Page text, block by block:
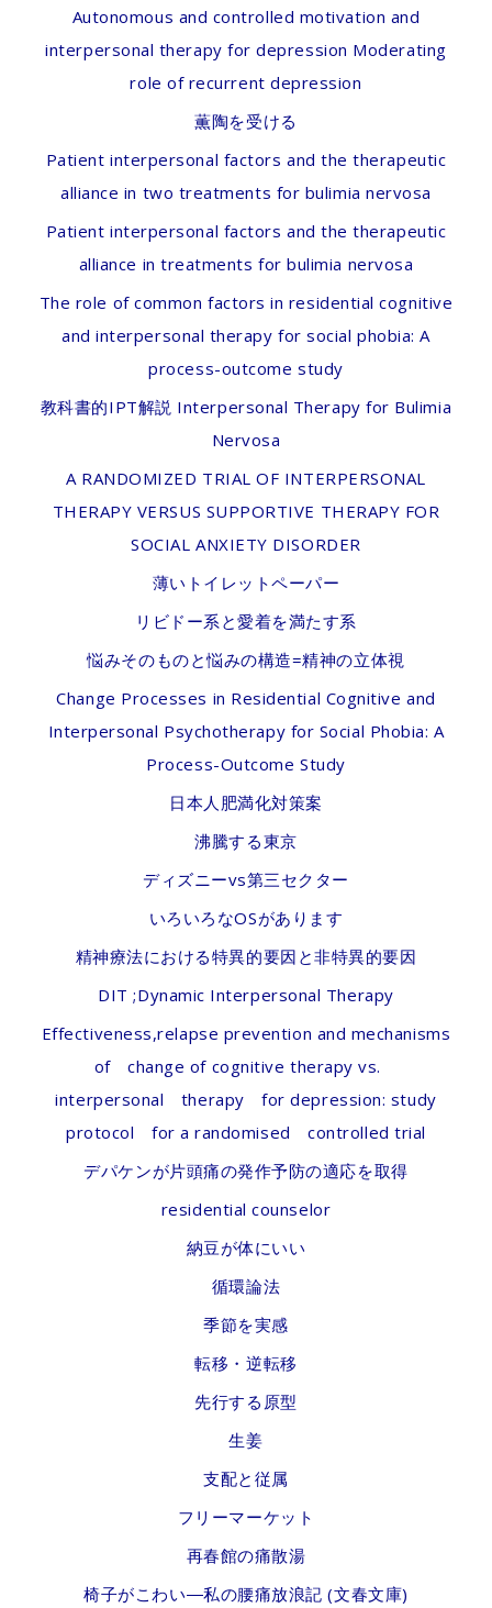
Autonomous and controlled motivation and
interpersonal therapy for depression Moderating
role of recurrent depression
薫陶を受ける
Patient interpersonal factors and the therapeutic
alliance in two treatments for bulimia nervosa
Patient interpersonal factors and the therapeutic
alliance in treatments for bulimia nervosa
The role of common factors in residential cognitive
and interpersonal therapy for social phobia: A
process-outcome study
教科書的IPT解説 Interpersonal Therapy for Bulimia
Nervosa
A RANDOMIZED TRIAL OF INTERPERSONAL
THERAPY VERSUS SUPPORTIVE THERAPY FOR
SOCIAL ANXIETY DISORDER
薄いトイレットペーパー
リビドー系と愛着を満たす系
悩みそのものと悩みの構造=精神の立体視
Change Processes in Residential Cognitive and
Interpersonal Psychotherapy for Social Phobia: A
Process-Outcome Study
日本人肥満化対策案
沸騰する東京
ディズニーvs第三セクター
いろいろなOSがあります
精神療法における特異的要因と非特異的要因
DIT ;Dynamic Interpersonal Therapy
Effectiveness,relapse prevention and mechanisms
of change of cognitive therapy vs.
interpersonal therapy for depression: study
protocol for a randomised controlled trial
デパケンが片頭痛の発作予防の適応を取得
residential counselor
納豆が体にいい
循環論法
季節を実感
転移・逆転移
先行する原型
生姜
支配と従属
フリーマーケット
再春館の痛散湯
椅子がこわい―私の腰痛放浪記 (文春文庫)